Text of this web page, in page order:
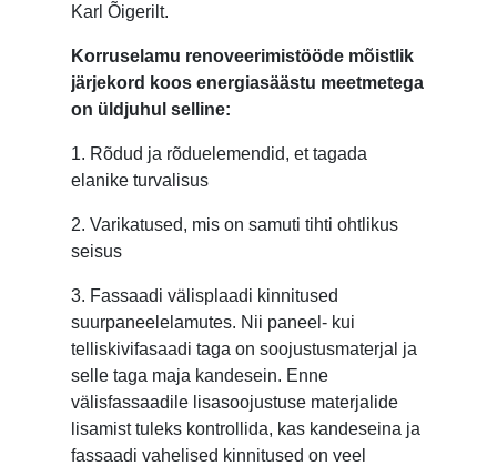
Karl Õigerilt.
Korruselamu renoveerimistööde mõistlik
järjekord koos energiasäästu meetmetega
on üldjuhul selline:
1. Rõdud ja rõduelemendid, et tagada
elanike turvalisus
2. Varikatused, mis on samuti tihti ohtlikus
seisus
3. Fassaadi välisplaadi kinnitused
suurpaneelelamutes. Nii paneel- kui
telliskivifasaadi taga on soojustusmaterjal ja
selle taga maja kandesein. Enne
välisfassaadile lisasoojustuse materjalide
lisamist tuleks kontrollida, kas kandeseina ja
fassaadi vahelised kinnitused on veel